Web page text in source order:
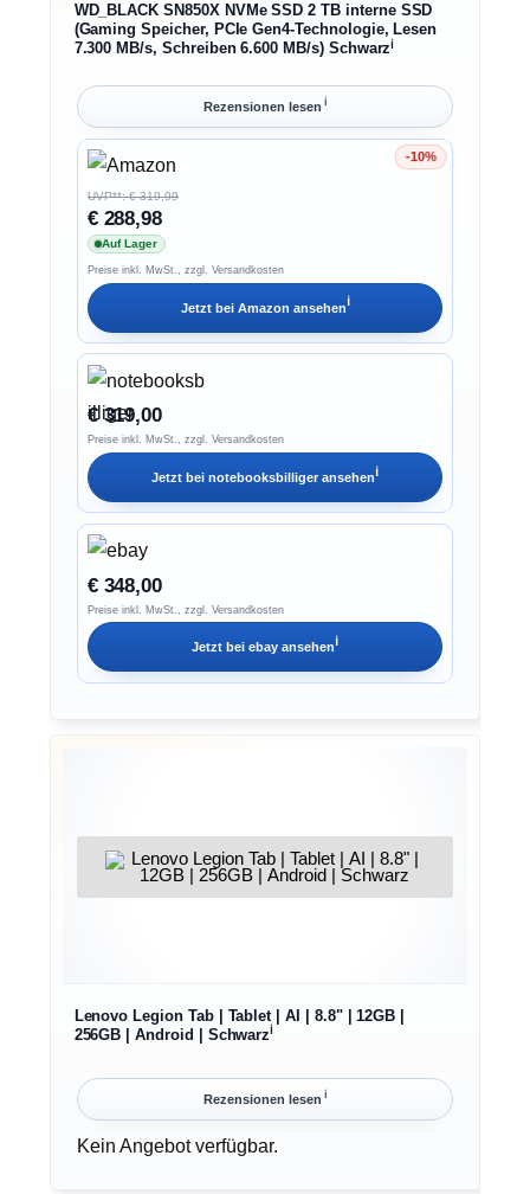
WD_BLACK SN850X NVMe SSD 2 TB interne SSD
(Gaming Speicher, PCIe Gen4-Technologie, Lesen
7.300 MB/s, Schreiben 6.600 MB/s) Schwarzℹ︎
Rezensionen lesen ℹ︎
-10%
Ersparnis 10%
UVP**: € 319,99
€ 288,98
Auf Lager
Preise inkl. MwSt., zzgl. Versandkosten
Jetzt bei Amazon ansehenℹ︎
€ 319,00
Preise inkl. MwSt., zzgl. Versandkosten
Jetzt bei notebooksbilligeransehenℹ︎
€ 348,00
Preise inkl. MwSt., zzgl. Versandkosten
Jetzt bei ebay ansehenℹ︎
Lenovo Legion Tab | Tablet | AI | 8.8" | 12GB |
256GB | Android | Schwarzℹ︎
Rezensionen lesen ℹ︎
Kein Angebot verfügbar.